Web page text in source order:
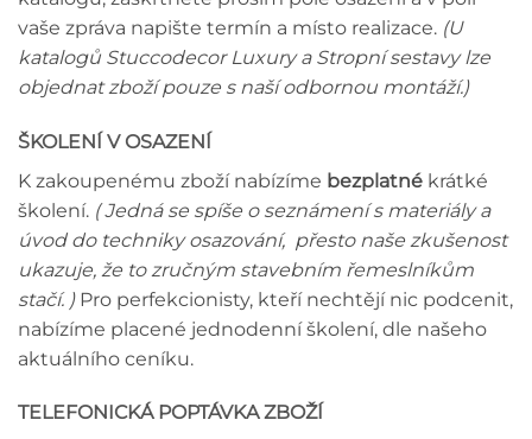
vaše zpráva napište termín a místo realizace. (U
katalogů Stuccodecor Luxury a Stropní sestavy lze
objednat zboží pouze s naší odbornou montáží.)
ŠKOLENÍ V OSAZENÍ
K zakoupenému zboží nabízíme bezplatné krátké
školení. ( Jedná se spíše o seznámení s materiály a
úvod do techniky osazování, přesto naše zkušenost
ukazuje, že to zručným stavebním řemeslníkům
stačí. )Pro perfekcionisty, kteří nechtějí nic podcenit,
nabízíme placené jednodenní školení, dle našeho
aktuálního ceníku.
TELEFONICKÁ POPTÁVKA ZBOŽÍ